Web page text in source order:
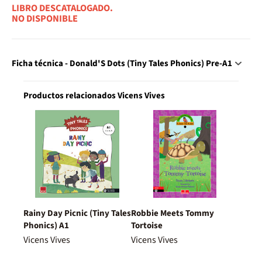
LIBRO DESCATALOGADO.
NO DISPONIBLE
Ficha técnica - Donald'S Dots (Tiny Tales Phonics) Pre-A1
Productos relacionados Vicens Vives
Rainy Day Picnic (Tiny Tales
Phonics) A1
Vicens Vives
Robbie Meets Tommy
Tortoise
Vicens Vives